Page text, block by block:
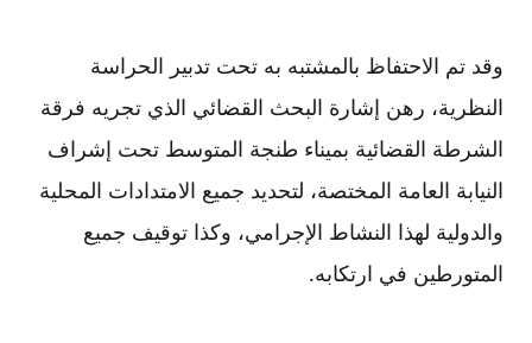
وقد تم الاحتفاظ بالمشتبه به تحت تدبير الحراسة
النظرية، رهن إشارة البحث القضائي الذي تجريه فرقة
الشرطة القضائية بميناء طنجة المتوسط تحت إشراف
النيابة العامة المختصة، لتحديد جميع الامتدادات المحلية
والدولية لهذا النشاط الإجرامي، وكذا توقيف جميع
المتورطين في ارتكابه.